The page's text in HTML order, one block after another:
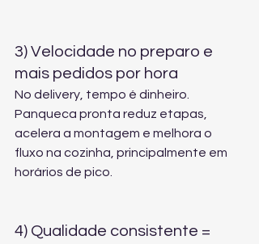
3) Velocidade no preparo e
mais pedidos por hora
No delivery, tempo é dinheiro.
Panqueca pronta reduz etapas,
acelera a montagem e melhora o
fluxo na cozinha, principalmente em
horários de pico.
4) Qualidade consistente =